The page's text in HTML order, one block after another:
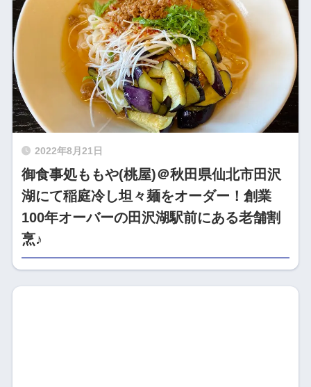
2022年8月21日
御食事処ももや(桃屋)＠秋田県仙北市田沢
湖にて稲庭冷し坦々麺をオーダー！創業
100年オーバーの田沢湖駅前にある老舗割
烹♪